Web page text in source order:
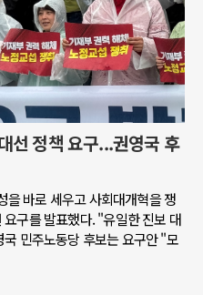
선 정책 요구...권영국 후
바로 세우고 사회대개혁을 쟁
구를 발표했다. "유일한 진보 대
민주노동당 후보는 요구안 "모